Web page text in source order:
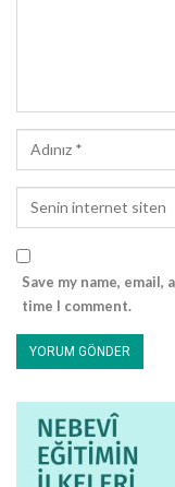
Save my name,
time I comment.